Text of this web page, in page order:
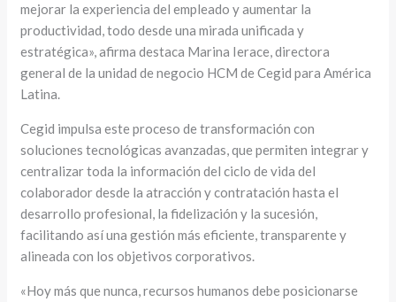
mejorar la experiencia del empleado y aumentar la
productividad, todo desde una mirada unificada y
estratégica», afirma destaca Marina Ierace, directora
general de la unidad de negocio HCM de Cegid para América
Latina.
Cegid impulsa este proceso de transformación con
soluciones tecnológicas avanzadas, que permiten integrar y
centralizar toda la información del ciclo de vida del
colaborador desde la atracción y contratación hasta el
desarrollo profesional, la fidelización y la sucesión,
facilitando así una gestión más eficiente, transparente y
alineada con los objetivos corporativos.
«Hoy más que nunca, recursos humanos debe posicionarse